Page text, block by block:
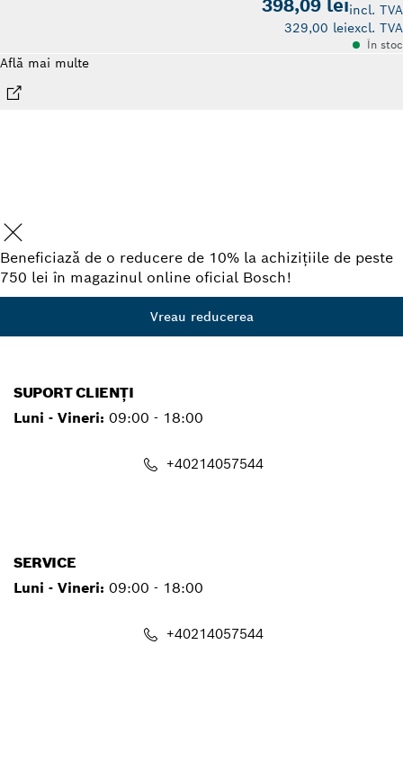
398,09 leiincl. TVA
329,00 leiexcl. TVA
În stoc
Află mai multe
Beneficiază de o reducere de 10% la achizițiile de peste
750 lei în magazinul online oficial Bosch!
Vreau reducerea
SUPORT CLIENȚI
Luni - Vineri: 09:00 - 18:00
+40214057544
SERVICE
Luni - Vineri: 09:00 - 18:00
+40214057544